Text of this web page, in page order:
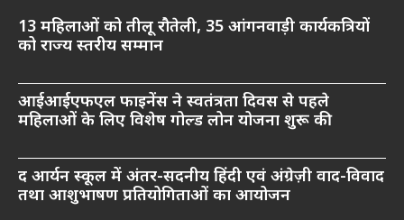
13 महिलाओं को तीलू रौतेली, 35 आंगनवाड़ी कार्यकत्रियों
को राज्य स्तरीय सम्मान
आईआईएफएल फाइनेंस ने स्वतंत्रता दिवस से पहले
महिलाओं के लिए विशेष गोल्ड लोन योजना शुरू की
द आर्यन स्कूल में अंतर-सदनीय हिंदी एवं अंग्रेज़ी वाद-विवाद
तथा आशुभाषण प्रतियोगिताओं का आयोजन